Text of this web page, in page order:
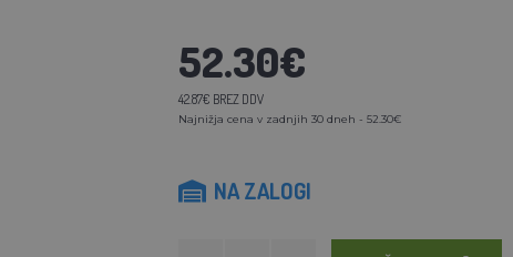
52.30€
42.87€ BREZ DDV
Najnižja cena v zadnjih 30 dneh - 52.30€
NA ZALOGI